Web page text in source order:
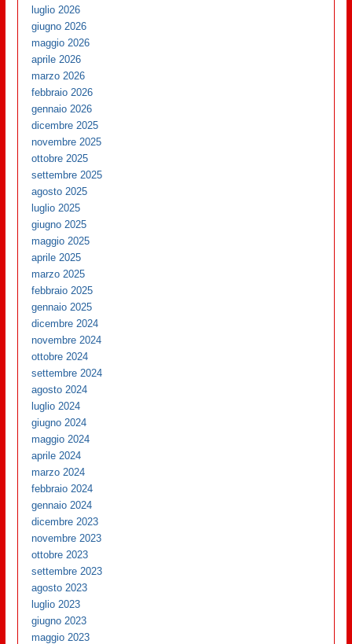
luglio 2026
giugno 2026
maggio 2026
aprile 2026
marzo 2026
febbraio 2026
gennaio 2026
dicembre 2025
novembre 2025
ottobre 2025
settembre 2025
agosto 2025
luglio 2025
giugno 2025
maggio 2025
aprile 2025
marzo 2025
febbraio 2025
gennaio 2025
dicembre 2024
novembre 2024
ottobre 2024
settembre 2024
agosto 2024
luglio 2024
giugno 2024
maggio 2024
aprile 2024
marzo 2024
febbraio 2024
gennaio 2024
dicembre 2023
novembre 2023
ottobre 2023
settembre 2023
agosto 2023
luglio 2023
giugno 2023
maggio 2023